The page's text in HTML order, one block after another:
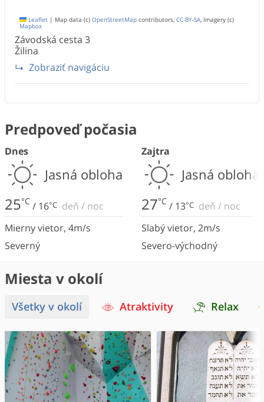
Leaflet | Map data (c) OpenStreetMap contributors, CC-BY-SA, Imagery (c)
Mapbox
Závodská cesta 3
Žilina
Zobraziť navigáciu
Predpoveď počasia
Dnes
Jasná obloha
25°C / 16°C deň / noc
Mierny vietor, 4m/s
Severný
Zajtra
Jasná obloha
27°C / 13°C deň / noc
Slabý vietor, 2m/s
Severo-východný
Miesta v okolí
Všetky v okolí Atraktivity Relax